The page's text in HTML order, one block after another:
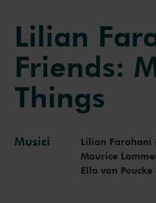
Lilian
Friends:
Things
Musici Lilian Farahani
Maurice
Ella van Poucke